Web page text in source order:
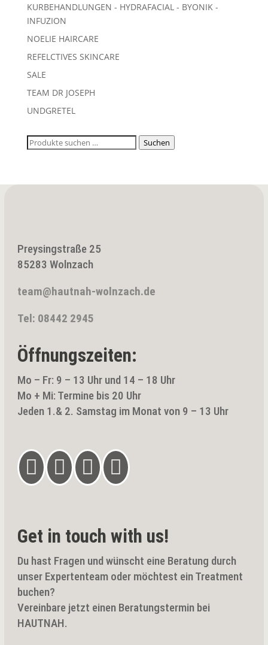
KURBEHANDLUNGEN - HYDRAFACIAL - BYONIK -
INFUZION
NOELIE HAIRCARE
REFELCTIVES SKINCARE
SALE
TEAM DR JOSEPH
UNDGRETEL
Suchen
Suchen
Preysingstraße 25
85283 Wolnzach
team@hautnah-wolnzach.de
Tel: 08442 2945
Öffnungszeiten:
Mo – Fr: 9 – 13 Uhr und 14 – 18 Uhr
Mo + Mi: Termine bis 20 Uhr
Jeden 1.& 2. Samstag im Monat von 9 – 13 Uhr
   
Get in touch with us!
Du hast Fragen und wünscht eine Beratung durch
unser Expertenteam oder möchtest ein Treatment
buchen?
Vereinbare jetzt einen Beratungstermin bei
HAUTNAH.